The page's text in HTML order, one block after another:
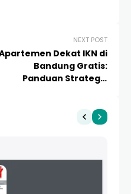
NEXT POST
Dekat IKN di
Bandung Gratis:
Panduan Strategis